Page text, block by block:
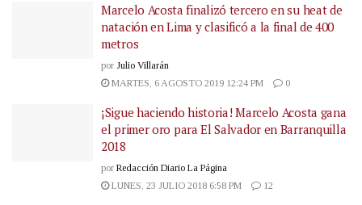
Marcelo Acosta finalizó tercero en su heat de
natación en Lima y clasificó a la final de 400
metros
por Julio Villarán
MARTES, 6 AGOSTO 2019 12:24 PM
0
¡Sigue haciendo historia! Marcelo Acosta gana
el primer oro para El Salvador en Barranquilla
2018
por Redacción Diario La Página
LUNES, 23 JULIO 2018 6:58 PM
12